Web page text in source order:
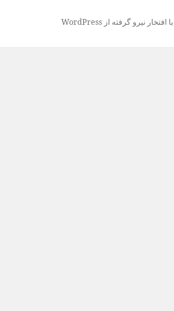
با افتخار نیرو گرفته از WordPress